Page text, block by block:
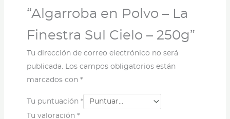
“Algarroba en Polvo – La
Finestra Sul Cielo – 250g”
Tu dirección de correo electrónico no será
publicada. Los campos obligatorios están
marcados con *
Tu puntuación *
Tu valoración *